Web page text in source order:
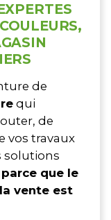
de
qui
de
vos travaux
solutions
parce que le
vente est